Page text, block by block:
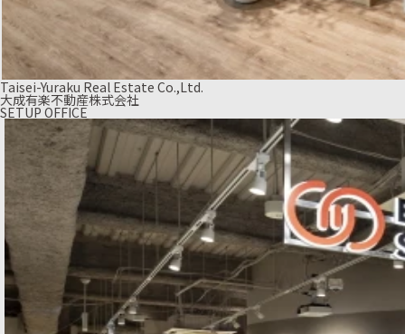
Taisei-Yuraku Real Estate Co.,Ltd.
大成有楽不動産株式会社
SETUP OFFICE